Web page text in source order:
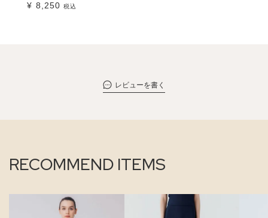
¥ 8,250 税込
レビューを書く
RECOMMEND ITEMS